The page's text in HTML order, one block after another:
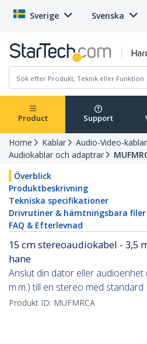
Sverige Svenska
Product Support
Home Kablar
Audio-Video-kablar
Audiokablar och adaptrar
Överblick
Produktbeskrivning
Tekniska specifikationer
Drivrutiner & hämtningsbara filer
FAQ & Efterlevnad
15 cm stereoaudiokabel - 3,5
hane
Anslut din dator eller
m.m.) till en stereo med standard
Produkt ID: MUFMRCA